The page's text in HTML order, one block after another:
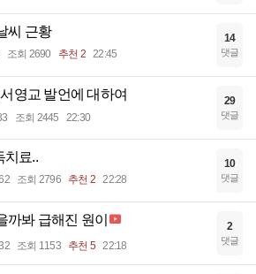
씨 근황
조회 2690 추천 2 22:45
14
댓글
영교 발언에 대하여
조회 2445 22:30
29
댓글
치료..
조회 2796 추천 2 22:28
10
댓글
까봐 급해진 원이
조회 1153 추천 5 22:18
2
댓글